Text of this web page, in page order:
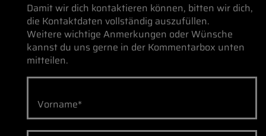
Damit wir dich kontaktieren können, bitten wir dich,
die Kontaktdaten vollständig auszufüllen.
Weitere wichtige Anmerkungen oder Wünsche
kannst du uns gerne in der Kommentarbox unten
mitteilen.
Vorname*